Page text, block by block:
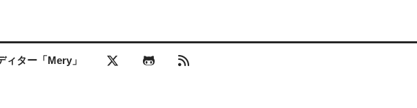
ィター「Mery」